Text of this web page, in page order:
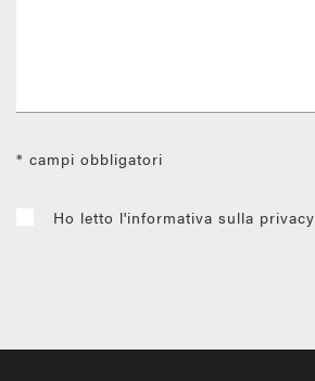
* campi obbligatori
Ho letto l'informativa sulla privacy